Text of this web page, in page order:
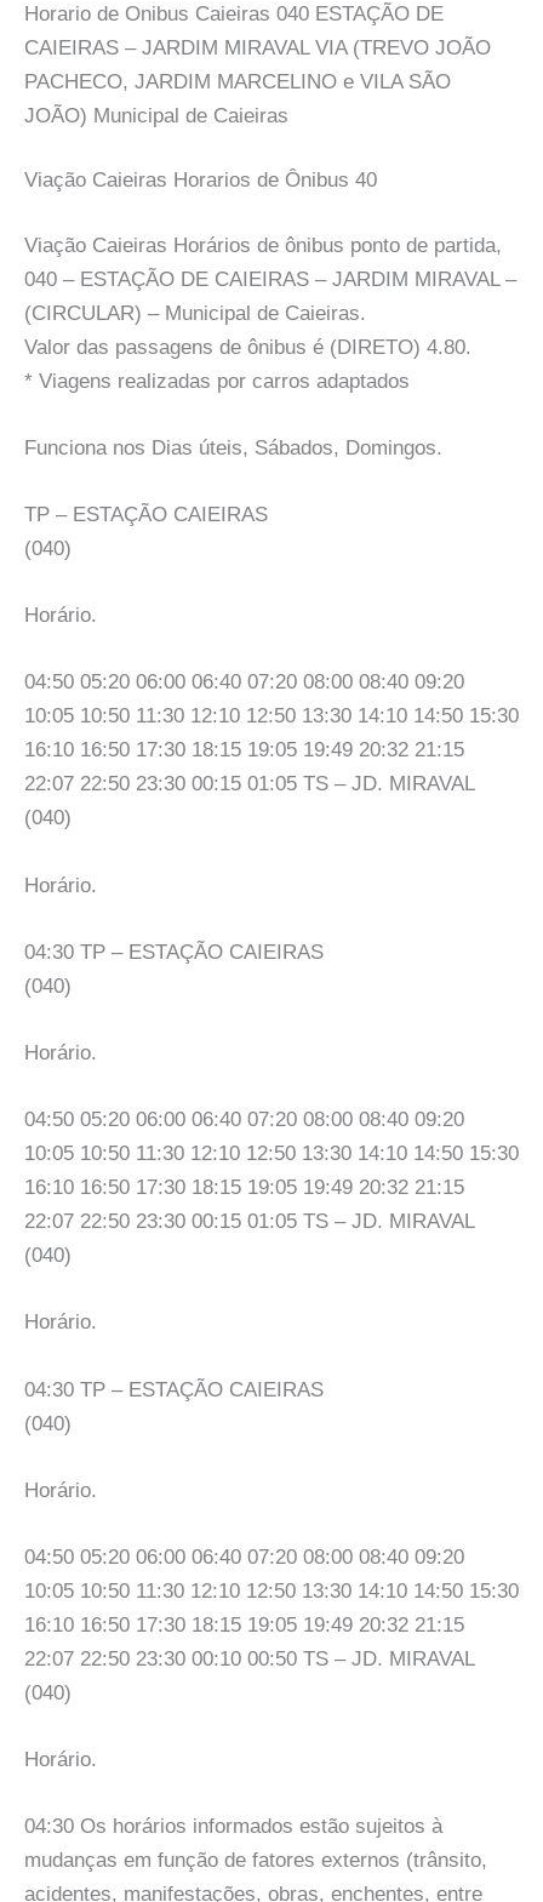
Horario de Onibus Caieiras 040 ESTAÇÃO DE
CAIEIRAS – JARDIM MIRAVAL VIA (TREVO JOÃO
PACHECO, JARDIM MARCELINO e VILA SÃO
JOÃO) Municipal de Caieiras
Viação Caieiras Horarios de Ônibus 40
Viação Caieiras Horários de ônibus ponto de partida,
040 – ESTAÇÃO DE CAIEIRAS – JARDIM MIRAVAL –
(CIRCULAR) – Municipal de Caieiras.
Valor das passagens de ônibus é (DIRETO) 4.80.
* Viagens realizadas por carros adaptados
Funciona nos Dias úteis, Sábados, Domingos.
TP – ESTAÇÃO CAIEIRAS
(040)
Horário.
04:50 05:20 06:00 06:40 07:20 08:00 08:40 09:20
10:05 10:50 11:30 12:10 12:50 13:30 14:10 14:50 15:30
16:10 16:50 17:30 18:15 19:05 19:49 20:32 21:15
22:07 22:50 23:30 00:15 01:05 TS – JD. MIRAVAL
(040)
Horário.
04:30 TP – ESTAÇÃO CAIEIRAS
(040)
Horário.
04:50 05:20 06:00 06:40 07:20 08:00 08:40 09:20
10:05 10:50 11:30 12:10 12:50 13:30 14:10 14:50 15:30
16:10 16:50 17:30 18:15 19:05 19:49 20:32 21:15
22:07 22:50 23:30 00:15 01:05 TS – JD. MIRAVAL
(040)
Horário.
04:30 TP – ESTAÇÃO CAIEIRAS
(040)
Horário.
04:50 05:20 06:00 06:40 07:20 08:00 08:40 09:20
10:05 10:50 11:30 12:10 12:50 13:30 14:10 14:50 15:30
16:10 16:50 17:30 18:15 19:05 19:49 20:32 21:15
22:07 22:50 23:30 00:10 00:50 TS – JD. MIRAVAL
(040)
Horário.
04:30 Os horários informados estão sujeitos à
mudanças em função de fatores externos (trânsito,
acidentes, manifestações, obras, enchentes, entre